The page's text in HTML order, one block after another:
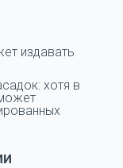
издавать
хотя в